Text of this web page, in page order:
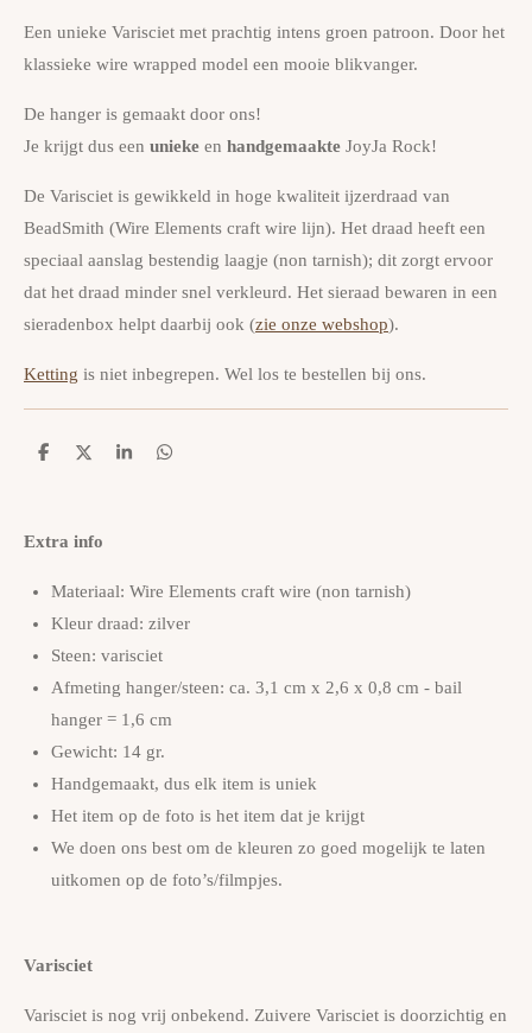
Een unieke Varisciet met prachtig intens groen patroon. Door het
klassieke wire wrapped model een mooie blikvanger.
De hanger is gemaakt door ons!
Je krijgt dus een unieke en handgemaakte JoyJa Rock!
De Varisciet is gewikkeld in hoge kwaliteit ijzerdraad van
BeadSmith (Wire Elements craft wire lijn). Het draad heeft een
speciaal aanslag bestendig laagje (non tarnish); dit zorgt ervoor
dat het draad minder snel verkleurd. Het sieraad bewaren in een
sieradenbox helpt daarbij ook (zie onze webshop).
Ketting is niet inbegrepen. Wel los te bestellen bij ons.
D
D
S
D
Extra info
Materiaal: Wire Elements craft wire (non tarnish)
Kleur draad: zilver
Steen: varisciet
Afmeting hanger/steen: ca. 3,1 cm x 2,6 x 0,8 cm - bail
hanger = 1,6 cm
Gewicht: 14 gr.
Handgemaakt, dus elk item is uniek
Het item op de foto is het item dat je krijgt
We doen ons best om de kleuren zo goed mogelijk te laten
uitkomen op de foto’s/filmpjes.
Varisciet
Varisciet is nog vrij onbekend. Zuivere Varisciet is doorzichtig en